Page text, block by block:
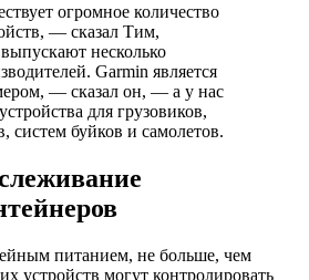
огромное количество
— сказал Тим,
несколько
Garmin является
— сказал он, — а у нас
для грузовиков,
систем буйков и самолетов.
питанием, не больше, чем
устройств могут контролировать